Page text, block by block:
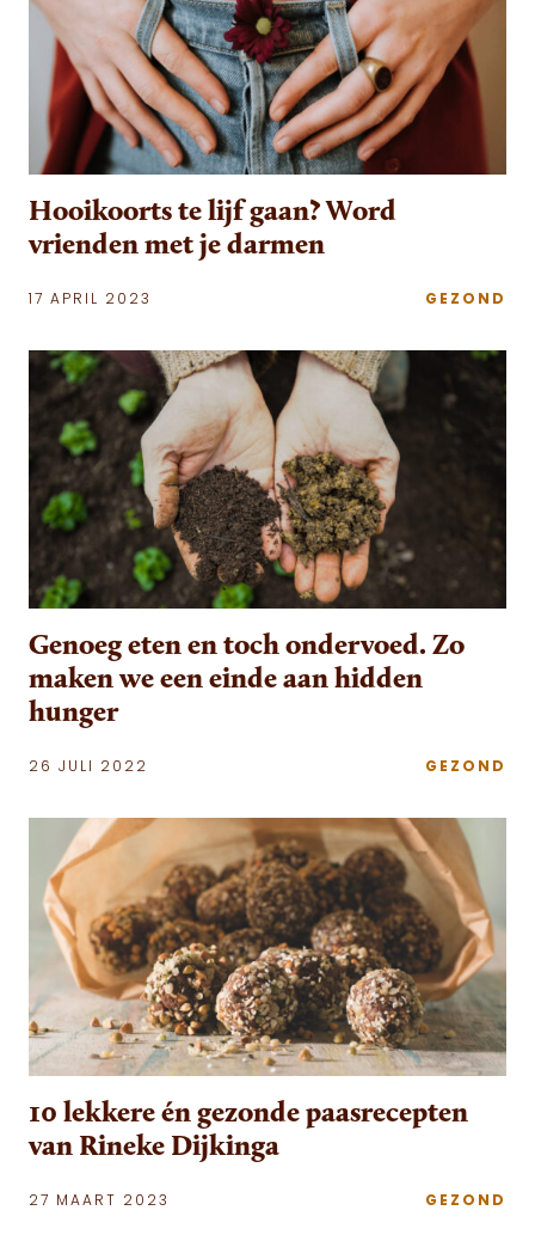
Hooikoorts te lijf gaan? Word
vrienden met je darmen
17 APRIL 2023 GEZOND
Genoeg eten en toch ondervoed. Zo
maken we een einde aan hidden
hunger
26 JULI 2022 GEZOND
10 lekkere én gezonde paasrecepten
van Rineke Dijkinga
27 MAART 2023 GEZOND